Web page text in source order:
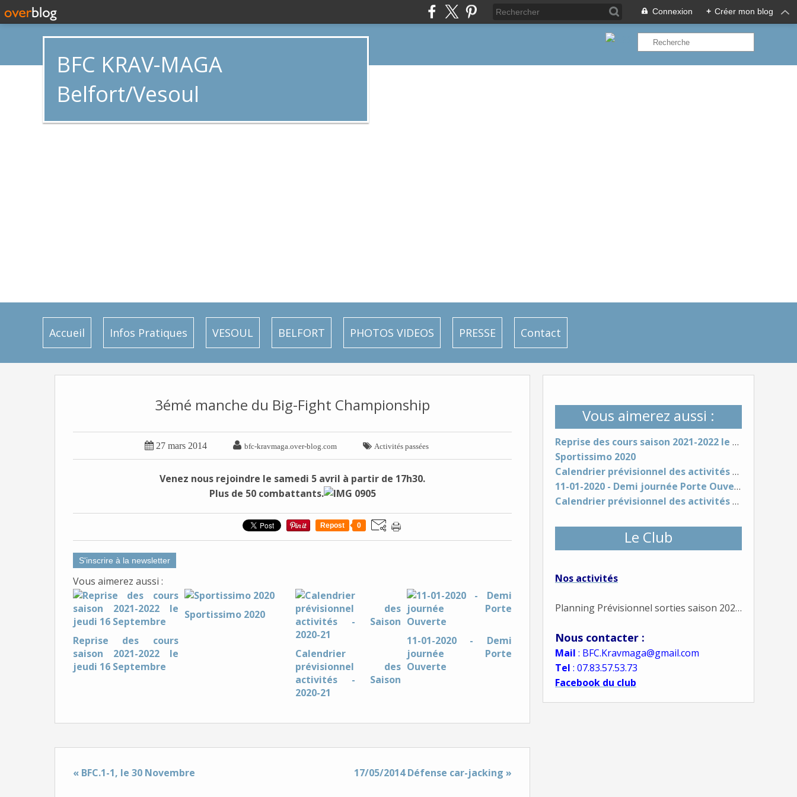
Connexion + Créer mon blog
BFC KRAV-MAGA
Belfort/Vesoul
Accueil Infos Pratiques VESOUL BELFORT PHOTOS VIDEOS PRESSE Contact
Vous aimerez aussi :
Reprise des cours saison 2021-2022 le jeudi 16 Septembre
Sportissimo 2020
Calendrier prévisionnel des activités - Saison 2020-21
11-01-2020 - Demi journée Porte Ouverte
Calendrier prévisionnel des activités - Saison 2019-2020
Le Club
Nos activités
Planning Prévisionnel sorties saison 2022-23 à venir
Nous contacter :
Mail : BFC.Kravmaga@gmail.com
Tel : 07.83.57.53.73
Facebook du club
3émé manche du Big-Fight Championship
 27 mars 2014  bfc-kravmaga.over-blog.com  Activités passées
Venez nous rejoindre le samedi 5 avril à partir de 17h30.
Plus de 50 combattants.
Repost 0
S'inscrire à la newsletter
Vous aimerez aussi :
Reprise des cours
saison 2021-2022 le
jeudi 16 Septembre
Sportissimo 2020
Calendrier
prévisionnel des
activités - Saison
2020-21
11-01-2020 - Demi
journée Porte
Ouverte
« BFC.1-1, le 30 Novembre 17/05/2014 Défense car-jacking »